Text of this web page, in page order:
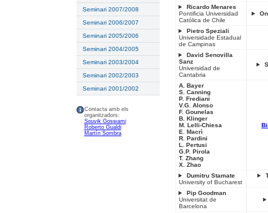
Seminari 2007/2008
Seminari 2006/2007
Seminari 2005/2006
Seminari 2004/2005
Seminari 2003/2004
Seminari 2002/2003
Seminari 2001/2002
Contacta amb els
organitzadors:
Souvik Goswami
Roberto Gualdi
Martín Sombra
Ricardo Menares
Pontificia Universidad
Católica de Chile
Pietro Speziali
Universidade Estadual
de Campinas
David Senovilla
Sanz
Universidad de
Cantabria
A. Bayer
S. Canning
P. Frediani
V.G. Alonso
F. Gounelas
B. Klinger
M. Lelli-Chiesa
E. Macrì
R. Pardini
L. Pertusi
G.P. Pirola
T. Zhang
X. Zhao
Dumitru Stamate
University of Bucharest
Pip Goodman
Universitat de
Barcelona